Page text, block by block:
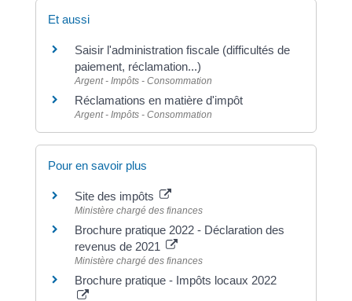
Et aussi
Saisir l'administration fiscale (difficultés de
paiement, réclamation...)
Argent - Impôts - Consommation
Réclamations en matière d'impôt
Argent - Impôts - Consommation
Pour en savoir plus
Site des impôts
Ministère chargé des finances
Brochure pratique 2022 - Déclaration des
revenus de 2021
Ministère chargé des finances
Brochure pratique - Impôts locaux 2022